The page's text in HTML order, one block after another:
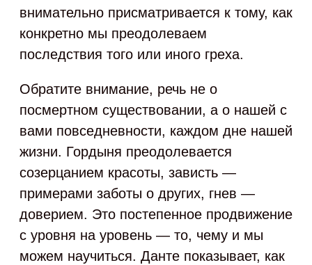
внимательно присматривается к тому, как
конкретно мы преодолеваем
последствия того или иного греха.
Обратите внимание, речь не о
посмертном существовании, а о нашей с
вами повседневности, каждом дне нашей
жизни. Гордыня преодолевается
созерцанием красоты, зависть —
примерами заботы о других, гнев —
доверием. Это постепенное продвижение
с уровня на уровень — то, чему и мы
можем научиться. Данте показывает, как